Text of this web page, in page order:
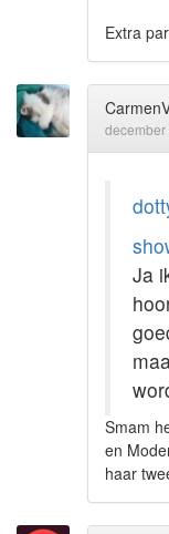
Extra
december
Ja
Smam
en
haar